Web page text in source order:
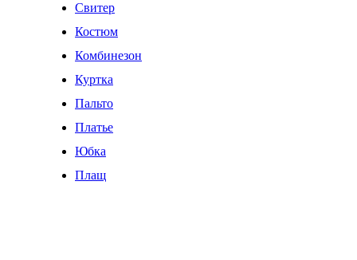
Свитер
Костюм
Комбинезон
Куртка
Пальто
Платье
Юбка
Плащ